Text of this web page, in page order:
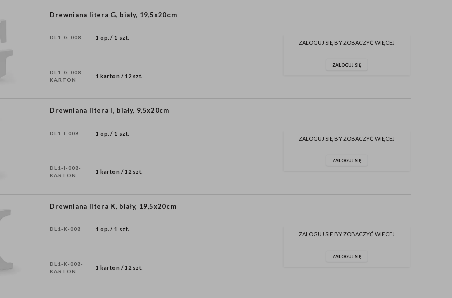
Drewniana litera G, biały, 19,5x20cm
DL1-G-008 1 op. / 1 szt.
DL1-G-008-
KARTON
1 karton / 12 szt.
ZALOGUJ SIĘ BY ZOBACZYĆ WIĘCEJ
ZALOGUJ SIĘ
Drewniana litera I, biały, 9,5x20cm
DL1-I-008 1 op. / 1 szt.
DL1-I-008-
KARTON
1 karton / 12 szt.
ZALOGUJ SIĘ BY ZOBACZYĆ WIĘCEJ
ZALOGUJ SIĘ
Drewniana litera K, biały, 19,5x20cm
DL1-K-008 1 op. / 1 szt.
DL1-K-008-
KARTON
1 karton / 12 szt.
ZALOGUJ SIĘ BY ZOBACZYĆ WIĘCEJ
ZALOGUJ SIĘ